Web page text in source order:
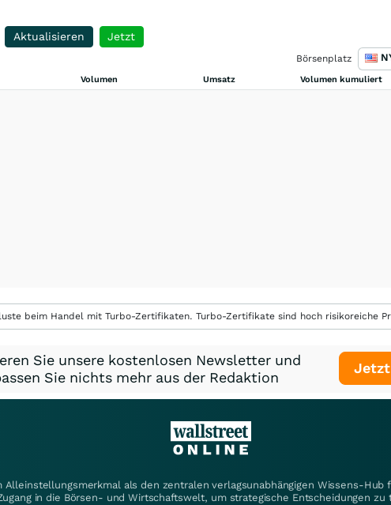
Aktualisieren Jetzt
Börsenplatz
Volumen Umsatz Volumen kumuliert
beim Handel mit Turbo-Zertifikaten. Turbo-Zertifikate sind hoch risikoreiche
Sie unsere kostenlosen Newsletter und
Sie nichts mehr aus der Redaktion
Jetzt
Alleinstellungsmerkmal als den zentralen verlagsunabhängigen Wissens-
in die Börsen- und Wirtschaftswelt, um strategische Entscheidungen zu